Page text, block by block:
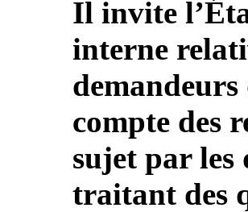
Il invite
interne
compte des
sujet par les
traitant des